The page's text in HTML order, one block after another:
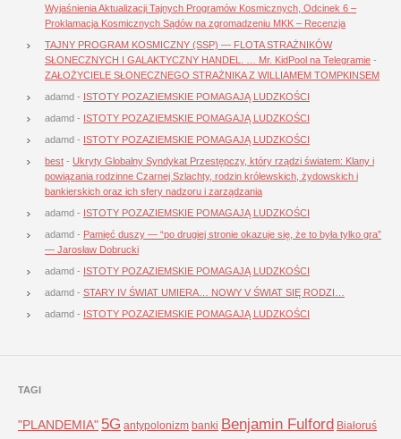
Wyjaśnienia Aktualizacji Tajnych Programów Kosmicznych, Odcinek 6 –
Proklamacja Kosmicznych Sądów na zgromadzeniu MKK – Recenzja
TAJNY PROGRAM KOSMICZNY (SSP) — FLOTA STRAŻNIKÓW
SŁONECZNYCH I GALAKTYCZNY HANDEL. … Mr. KidPool na Telegramie -
ZAŁOŻYCIELE SŁONECZNEGO STRAŻNIKA Z WILLIAMEM TOMPKINSEM
adamd - ISTOTY POZAZIEMSKIE POMAGAJĄ LUDZKOŚCI
adamd - ISTOTY POZAZIEMSKIE POMAGAJĄ LUDZKOŚCI
adamd - ISTOTY POZAZIEMSKIE POMAGAJĄ LUDZKOŚCI
best - Ukryty Globalny Syndykat Przestępczy, który rządzi światem: Klany i
powiązania rodzinne Czarnej Szlachty, rodzin królewskich, żydowskich i
bankierskich oraz ich sfery nadzoru i zarządzania
adamd - ISTOTY POZAZIEMSKIE POMAGAJĄ LUDZKOŚCI
adamd - Pamięć duszy — “po drugiej stronie okazuje się, że to była tylko gra”
— Jarosław Dobrucki
adamd - ISTOTY POZAZIEMSKIE POMAGAJĄ LUDZKOŚCI
adamd - STARY IV ŚWIAT UMIERA… NOWY V ŚWIAT SIĘ RODZI…
adamd - ISTOTY POZAZIEMSKIE POMAGAJĄ LUDZKOŚCI
TAGI
"PLANDEMIA" 5G antypolonizm banki Benjamin Fulford Białoruś